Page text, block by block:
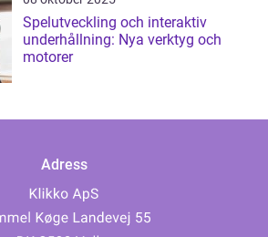
Spelutveckling och interaktiv
underhållning: Nya verktyg och
motorer
Adress